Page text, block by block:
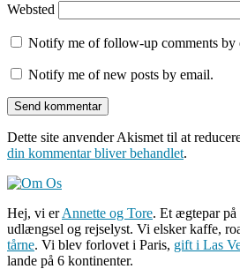
Websted
Notify me of follow-up comments by
Notify me of new posts by email.
Dette site anvender Akismet til at
din kommentar bliver behandlet.
Hej, vi erAnnette og Tore. Et ægtepar
udlængsel og rejselyst. Vi elsker kaffe,
tårne. Vi blev forlovet i Paris, gift i Las
lande på 6 kontinenter.